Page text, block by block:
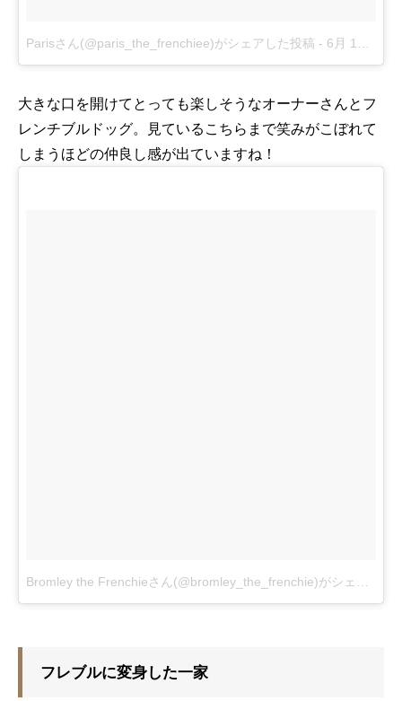
Parisさん(@paris_the_frenchiee)がシェアした投稿 - 6月 19, 2016 at 9:43午前 PDT
大きな口を開けてとっても楽しそうなオーナーさんとフ
レンチブルドッグ。見ているこちらまで笑みがこぼれて
しまうほどの仲良し感が出ていますね！
Bromley the Frenchieさん(@bromley_the_frenchie)がシェアした投稿
フレブルに変身した一家